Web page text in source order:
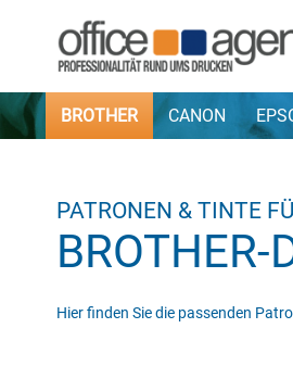
BROTHER CANON
PATRONEN & TINTE
BROTHER-
Hier finden Sie die passenden